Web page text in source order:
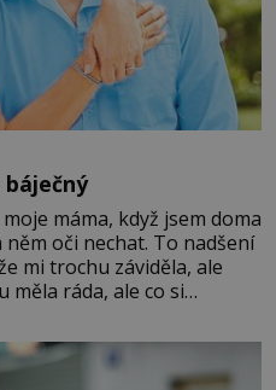
máma, když jsem doma
oči nechat. To nadšení
mi trochu záviděla, ale
měla ráda, ale co si
jiná doba, když